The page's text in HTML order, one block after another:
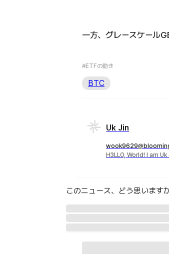
一方、グレースケール
#ETFの動き
BTC
Uk Jin
H3LLO, World! I am Uk
このニュース、どう思います